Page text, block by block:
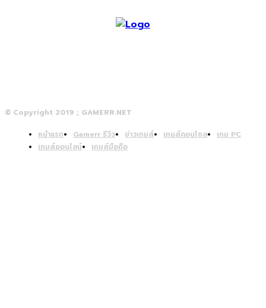
© Copyright 2019 ; GAMERR.NET
หน้าแรก Gamerr รีวิว ข่าวเกมส์ เกมส์คอนโซล
เกม PC
เกมส์ออนไลน์
เกมส์มือถือ